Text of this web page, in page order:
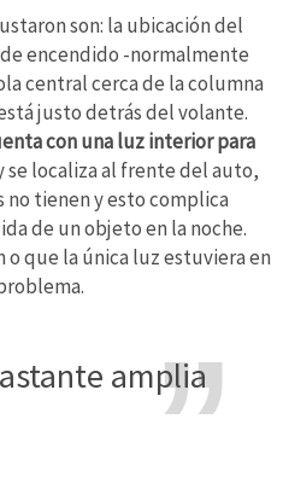
son: la ubicación del
encendido -normalmente
central cerca de la columna
justo detrás del volante.
con una luz interior para
se localiza al frente del auto,
no tienen y esto complica
de un objeto en la noche.
o que la única luz estuviera en